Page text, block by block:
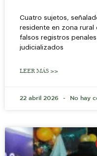
Cuatro sujetos,
residente en zona rural
falsos registros
judicializados
LEER MÁS >>
22 abril 2026 No hay